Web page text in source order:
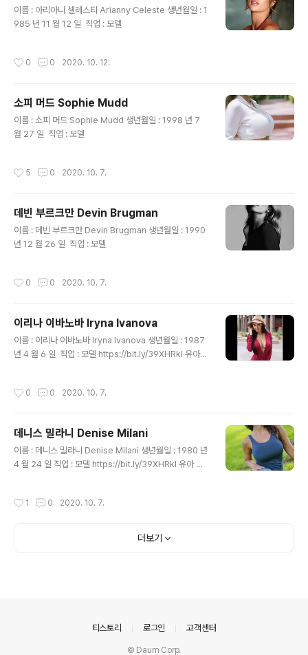
이름 : 아리아니 셀레스티 Arianny Celeste 생년월일 : 1
985 년 11 월 12 일 ​ 직업 : 모델
0 0 2020. 10. 12.
소피 머드 Sophie Mudd
이름 : 소피 머드 Sophie Mudd 생년월일 : 1998 년 7
월 27 일 ​ 직업 : 모델
5 0 2020. 10. 7.
데빈 부르크만 Devin Brugman
이름 : 데빈 부르크만 Devin Brugman 생년월일 : 1990
년 12 월 26 일 ​ 직업 : 모델
0 0 2020. 10. 7.
이리나 이바노바 Iryna Ivanova
이름 : 이리나 이바노바 Iryna Ivanova 생년월일 : 1987
년 4 월 6 일 ​ 직업 : 모델 https://bit.ly/39XHRkl 유아
좋은 물건을 훈훈한 가격에 판매하겠습니다. smartstor
0 0 2020. 10. 7.
데니스 밀라니 Denise Milani
이름 : 데니스 밀라니 Denise Milani 생년월일 : 1980 년
4 월 24 일 직업 : 모델 https://bit.ly/39XHRkl 유아 비
은 물건을 훈훈한 가격에 판매하겠습니다. smartstore.n
1 0 2020. 10. 7.
더보기
티스토리 로그인 고객센터
© Daum Corp.